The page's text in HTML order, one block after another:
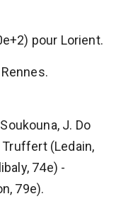
pour Lorient.
J. Do
Truffert (Ledain,
74e) -
79e).